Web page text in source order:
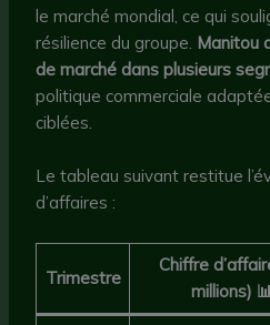
le marché mondial, ce qui
résilience du groupe. Manitou
de marché dans plusieurs
politique commerciale
ciblées.
Le tableau suivant restitue
d’affaires :
Trimestre
Chiffre
millions)